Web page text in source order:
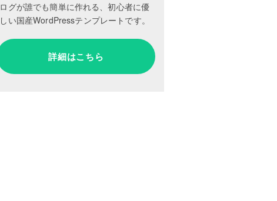
ログが誰でも簡単に作れる、初心者に優
しい国産WordPressテンプレートです。
詳細はこちら